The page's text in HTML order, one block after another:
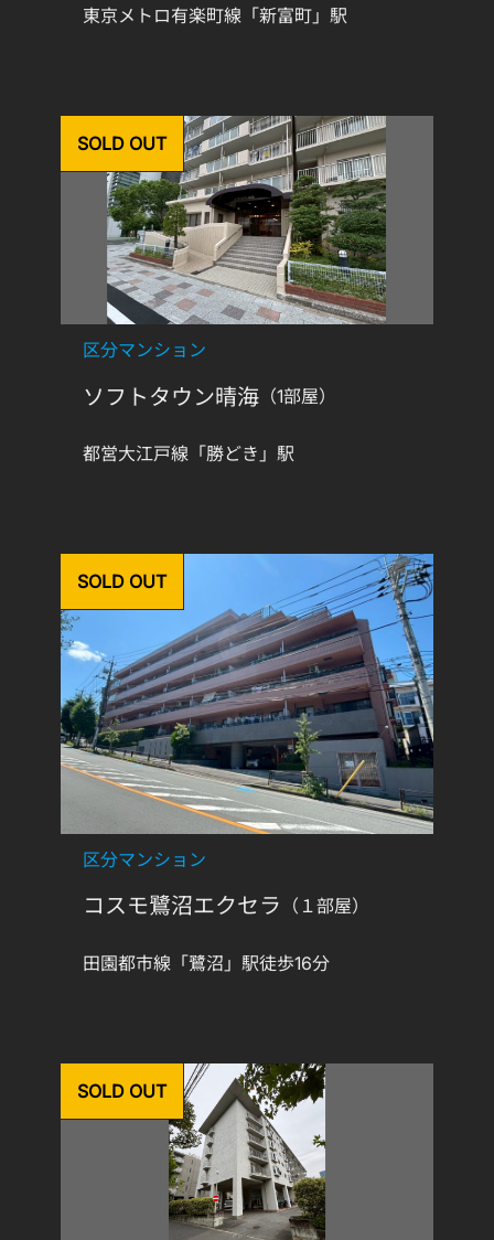
東京メトロ有楽町線「新富町」駅
SOLD OUT
区分マンション
ソフトタウン晴海 （1部屋）
都営大江戸線「勝どき」駅
SOLD OUT
区分マンション
コスモ鷺沼エクセラ （１部屋）
田園都市線「鷺沼」駅徒歩16分
SOLD OUT